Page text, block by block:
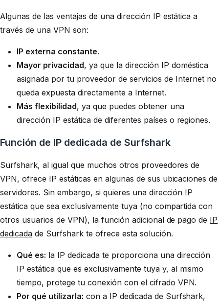
Algunas de las ventajas de una dirección IP estática a
través de una VPN son:
IP externa constante.
Mayor privacidad, ya que la dirección IP doméstica
asignada por tu proveedor de servicios de Internet no
queda expuesta directamente a Internet.
Más flexibilidad, ya que puedes obtener una
dirección IP estática de diferentes países o regiones.
Función de IP dedicada de Surfshark
Surfshark, al igual que muchos otros proveedores de
VPN, ofrece IP estáticas en algunas de sus ubicaciones de
servidores. Sin embargo, si quieres una dirección IP
estática que sea exclusivamente tuya (no compartida con
otros usuarios de VPN), la función adicional de pago de IP
dedicadade Surfshark te ofrece esta solución.
Qué es: la IP dedicada te proporciona una dirección
IP estática que es exclusivamente tuya y, al mismo
tiempo, protege tu conexión con el cifrado VPN.
Por qué utilizarla: con a IP dedicada de Surfshark,